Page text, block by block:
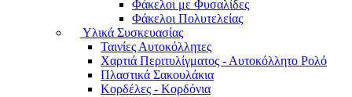
Φάκελοι με Φυσαλίδες
Φάκελοι Πολυτελείας
Υλικά Συσκευασίας
Ταινίες Αυτοκόλλητες
Χαρτιά Περιτυλίγματος - Αυτοκόλλητο Ρολό
Πλαστικά Σακουλάκια
Kορδέλες - Κορδόνια